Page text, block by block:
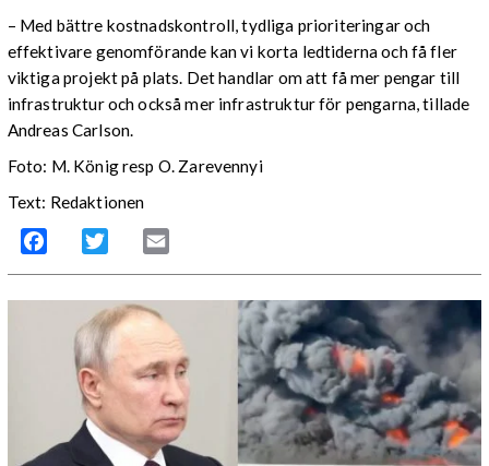
– Med bättre kostnadskontroll, tydliga prioriteringar och
effektivare genomförande kan vi korta ledtiderna och få fler
viktiga projekt på plats. Det handlar om att få mer pengar till
infrastruktur och också mer infrastruktur för pengarna, tillade
Andreas Carlson.
Foto: M. König resp O. Zarevennyi
Text: Redaktionen
Facebook Twitter